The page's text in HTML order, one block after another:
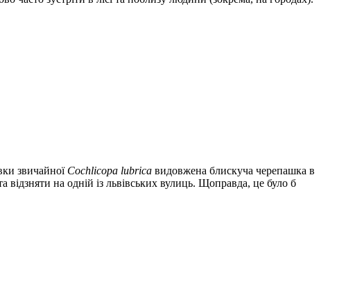
звичайної Cochlicopa lubrica видовжена блискуча черепашка в
на одній із львівських вулиць. Щоправда, це було б